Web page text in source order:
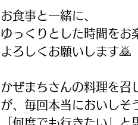
お食事と一緒に、
ゆっくりとした時間をお
よろしくお願いします🙇
かぜまちさんの料理を召
が、毎回本当においしそ
「何度でも行きたい」と